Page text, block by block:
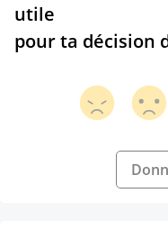
utile
pour ta décision